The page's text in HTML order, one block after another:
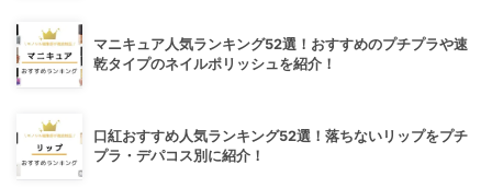
マニキュア人気ランキング52選！おすすめのプチプラや速
乾タイプのネイルポリッシュを紹介！
口紅おすすめ人気ランキング52選！落ちないリップをプチ
プラ・デパコス別に紹介！